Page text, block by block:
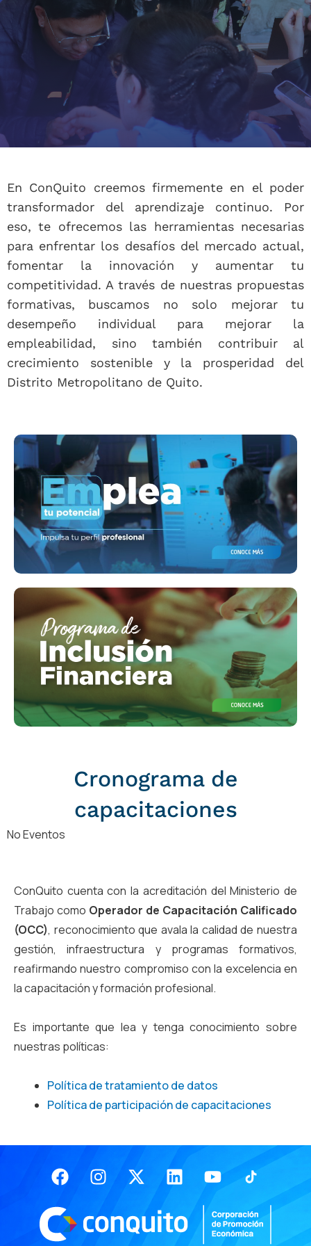
En ConQuito creemos firmemente en el poder
transformador del aprendizaje continuo. Por
eso, te ofrecemos las herramientas necesarias
para enfrentar los desafíos del mercado actual,
fomentar la innovación y aumentar tu
competitividad. A través de nuestras propuestas
formativas, buscamos no solo mejorar tu
desempeño individual para mejorar la
empleabilidad, sino también contribuir al
crecimiento sostenible y la prosperidad del
Distrito Metropolitano de Quito.
Cronograma de
capacitaciones
No Eventos
ConQuito cuenta con la acreditación del Ministerio de
Trabajo como Operador de Capacitación Calificado
(OCC), reconocimiento que avala la calidad de nuestra
gestión, infraestructura y programas formativos,
reafirmando nuestro compromiso con la excelencia en
la capacitación y formación profesional.
Es importante que lea y tenga conocimiento sobre
nuestras políticas:
Política de tratamiento de datos
Política de participación de capacitaciones
FacebookInstagram
X-
twitter
LinkedinYoutube